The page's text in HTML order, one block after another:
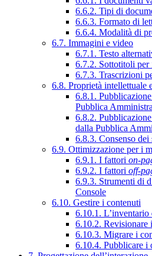
6.6.2. Tipi di
6.6.3. Formato di
6.6.4. Modalità di
6.7. Immagini e video
6.7.1. Testo
6.7.2. Sottotitoli per
6.7.3. Trascrizioni
6.8. Proprietà intellettuale
6.8.1.
Pubblica
6.8.2.
dalla Pubblica
6.8.3. Consenso
6.9. Ottimizzazione per i
6.9.1. I fattori on-
6.9.2. I fattori off-
6.9.3. Strumenti di
Console
6.10. Gestire i contenuti
6.10.1. L’inventario
6.10.2. Revisionare
6.10.3. Migrare i
6.10.4. Pubblicare i